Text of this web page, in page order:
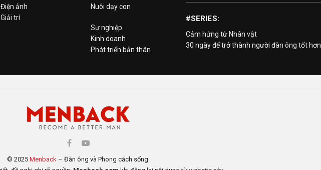
Điện ảnh
Giải trí
Nuôi dạy con
Sự nghiệp
Kinh doanh
Phát triển bản thân
#SERIES:
Cảm hứng từ Nhân vật
30 ngày để trở thành người đàn ông tốt hơn
© 2025 Menback– Đàn ông và Phong cách sống.